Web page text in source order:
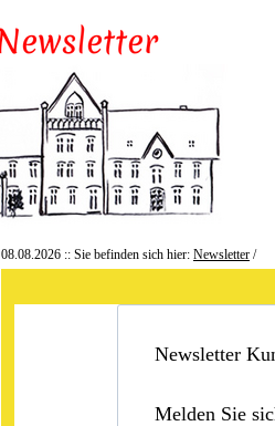
08.08.2026 :: Sie befinden sich hier: Newsletter /
Newsletter
Melden Sie